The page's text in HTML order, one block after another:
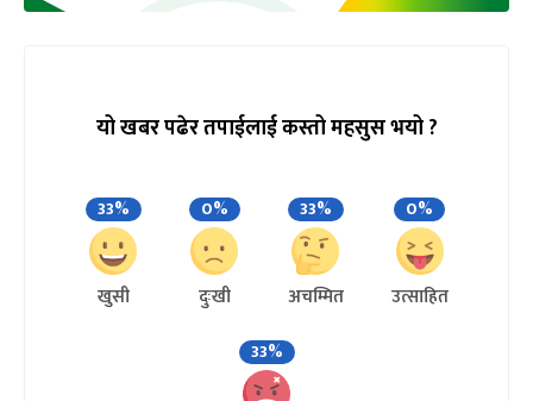
यो खबर पढेर तपाईलाई कस्तो महसुस भयो ?
33%
खुसी
0%
दुःखी
33%
अचम्मित
0%
उत्साहित
33%